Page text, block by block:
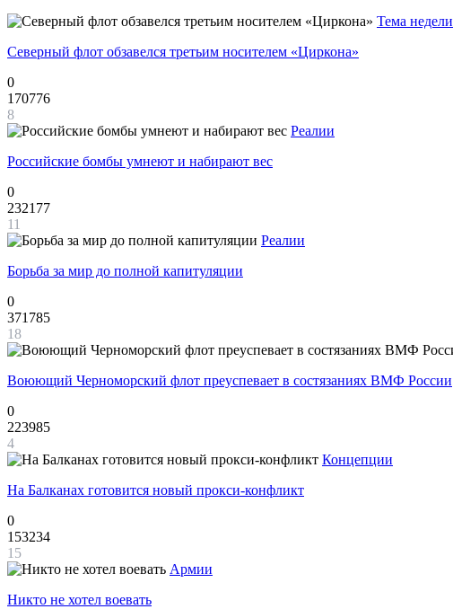
Тема недели
Северный флот обзавелся третьим носителем «Циркона»
0
170776
8
Реалии
Российские бомбы умнеют и набирают вес
0
232177
11
Реалии
Борьба за мир до полной капитуляции
0
371785
18
Воюющий Черноморский флот преуспевает в состязаниях ВМФ России
0
223985
4
Концепции
На Балканах готовится новый прокси-конфликт
0
153234
15
Армии
Никто не хотел воевать